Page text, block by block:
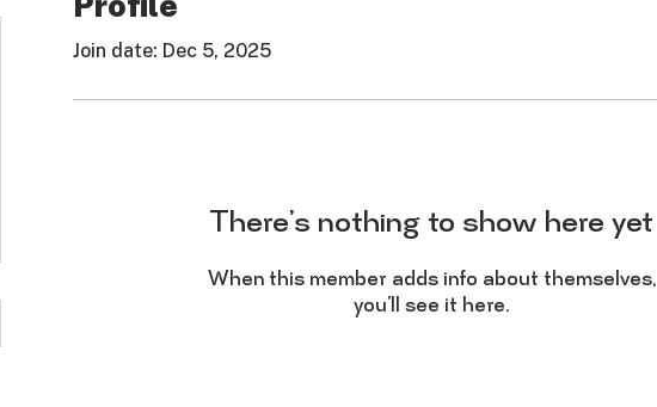
Join date: Dec 5, 2025
There’s nothing to show here yet
When this member adds info about themselves,
you’ll see it here.